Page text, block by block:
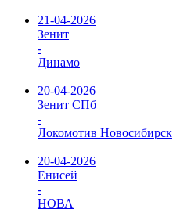
21-04-2026
Зенит
-
Динамо
20-04-2026
Зенит СПб
-
Локомотив Новосибирск
20-04-2026
Енисей
-
НОВА